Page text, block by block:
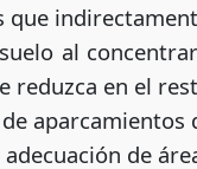
que
al
reduzca en el
de